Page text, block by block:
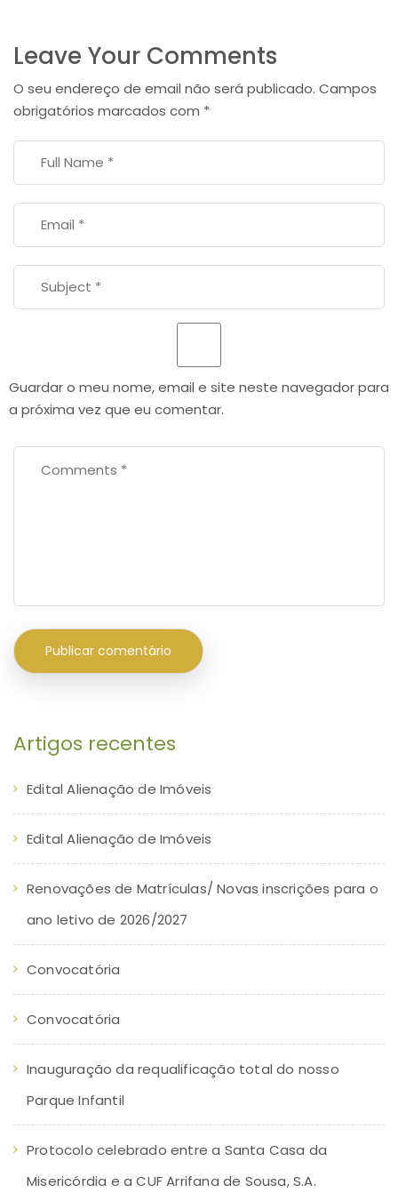
Leave Your Comments
O seu endereço de email não será publicado. Campos
obrigatórios marcados com *
Guardar o meu nome, email e site neste navegador para
a próxima vez que eu comentar.
Artigos recentes
Edital Alienação de Imóveis
Edital Alienação de Imóveis
Renovações de Matrículas/ Novas inscrições para o
ano letivo de 2026/2027
Convocatória
Convocatória
Inauguração da requalificação total do nosso
Parque Infantil
Protocolo celebrado entre a Santa Casa da
Misericórdia e a CUF Arrifana de Sousa, S.A.